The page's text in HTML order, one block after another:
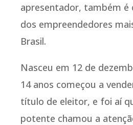
apresentador, também é
dos empreendedores
Brasil.
Nasceu em 12 de
14 anos começou a
título de eleitor, e foi aí
potente chamou a